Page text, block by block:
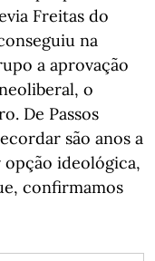
Freitas do
na
a aprovação
o
De Passos
são anos a
ideológica,
confirmamos